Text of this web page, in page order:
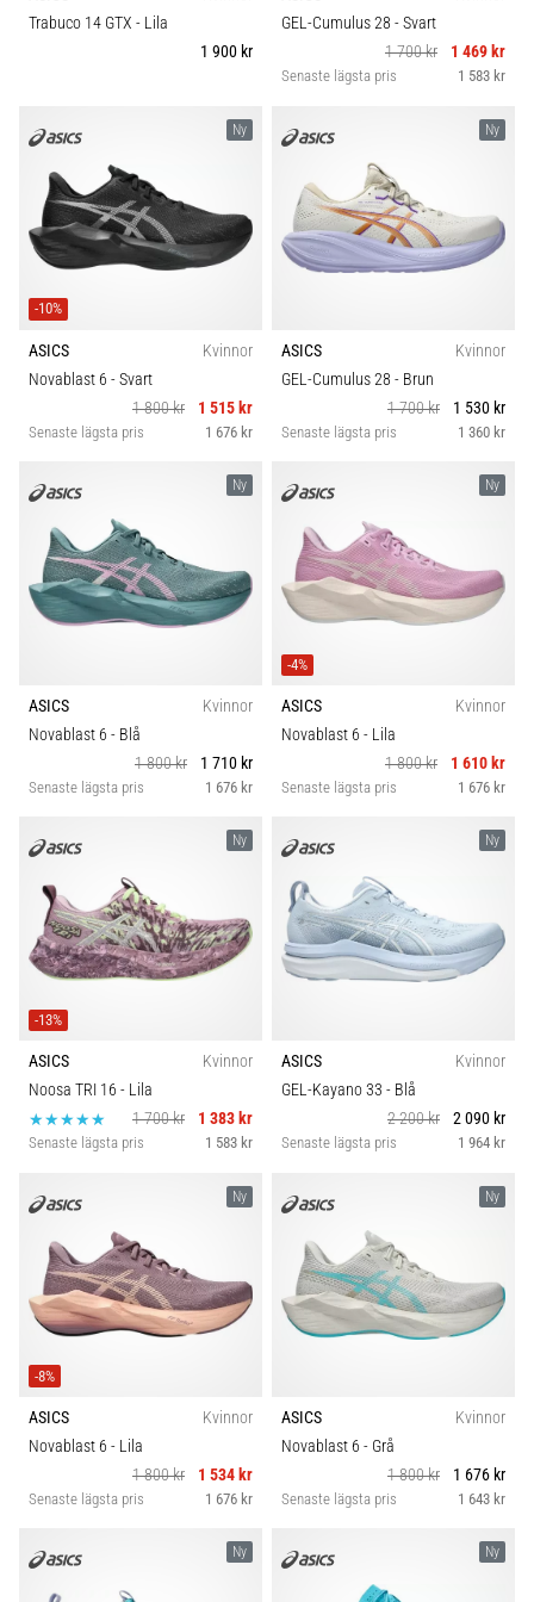
Trabuco 14 GTX - Lila
1 900 kr
GEL-Cumulus 28 - Svart
1 700 kr
1 469 kr
Senaste lägsta pris 1 583 kr
Ny
-10%
ASICS
Kvinnor
Novablast 6 - Svart
1 800 kr
1 515 kr
Senaste lägsta pris 1 676 kr
Ny
ASICS
Kvinnor
GEL-Cumulus 28 - Brun
1 700 kr
1 530 kr
Senaste lägsta pris 1 360 kr
Ny
ASICS
Kvinnor
Novablast 6 - Blå
1 800 kr
1 710 kr
Senaste lägsta pris 1 676 kr
Ny
-4%
ASICS
Kvinnor
Novablast 6 - Lila
1 800 kr
1 610 kr
Senaste lägsta pris 1 676 kr
Ny
-13%
ASICS
Kvinnor
Noosa TRI 16 - Lila
1 700 kr
1 383 kr
Senaste lägsta pris 1 583 kr
Ny
ASICS
Kvinnor
GEL-Kayano 33 - Blå
2 200 kr
2 090 kr
Senaste lägsta pris 1 964 kr
Ny
-8%
ASICS
Kvinnor
Novablast 6 - Lila
1 800 kr
1 534 kr
Senaste lägsta pris 1 676 kr
Ny
ASICS
Kvinnor
Novablast 6 - Grå
1 800 kr
1 676 kr
Senaste lägsta pris 1 643 kr
Ny Ny